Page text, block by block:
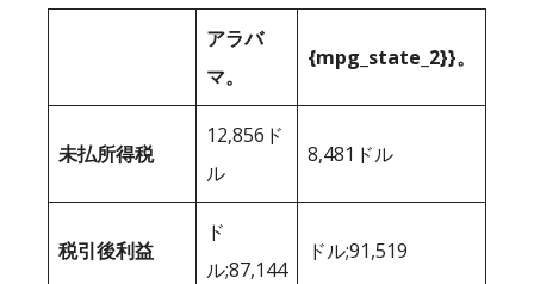
アラバ
マ。
{mpg_state_2}}。
未払所得税
12,856ド
ル
8,481ドル
税引後利益
ド
ル;87,144
ドル;91,519